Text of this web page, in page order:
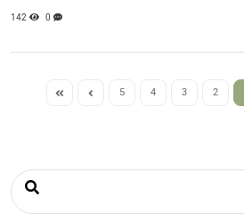
0
142
2
3
4
5